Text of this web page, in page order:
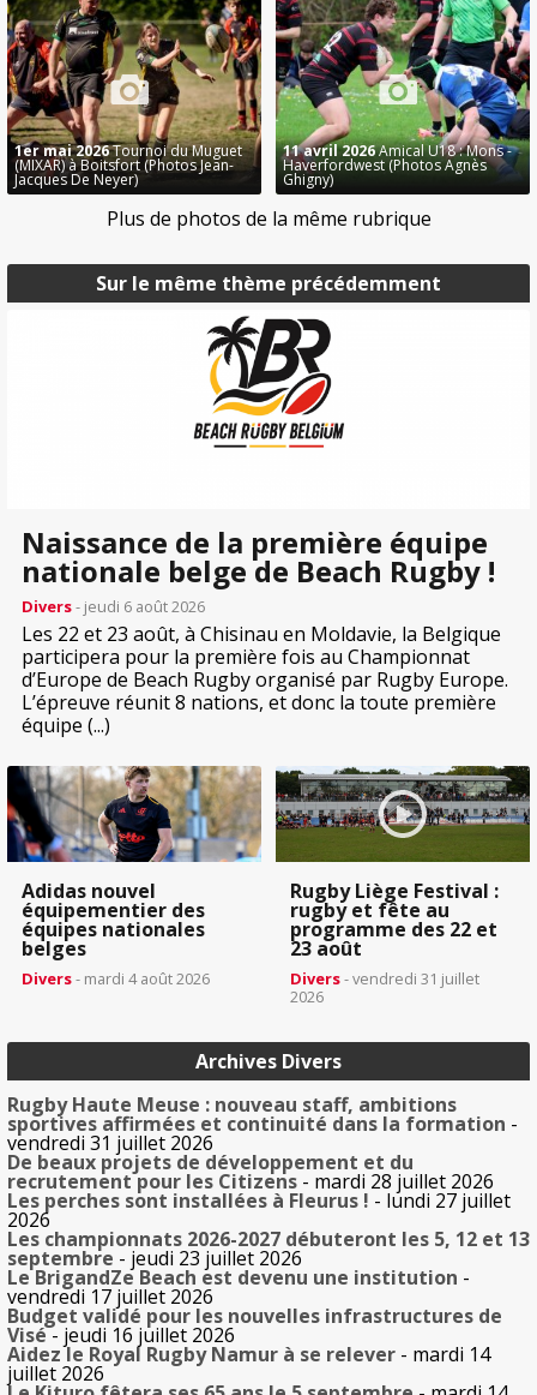
Sur le même thème précédemment
Naissance de la première équipe
nationale belge de Beach Rugby !
Divers- jeudi 6 août 2026
Les 22 et 23 août, à Chisinau en Moldavie, la Belgique
participera pour la première fois au Championnat
d’Europe de Beach Rugby organisé par Rugby Europe.
L’épreuve réunit 8 nations, et donc la toute première
équipe (...)
Adidas nouvel
équipementier des
équipes nationales
belges
Divers- mardi 4 août 2026
Rugby Liège Festival :
rugby et fête au
programme des 22 et
23 août
Divers- vendredi 31 juillet
2026
Archives Divers
Rugby Haute Meuse : nouveau staff, ambitions
sportives affirmées et continuité dans la formation -
vendredi 31 juillet 2026
De beaux projets de développement et du
recrutement pour les Citizens - mardi 28 juillet 2026
Les perches sont installées à Fleurus ! - lundi 27 juillet
2026
Les championnats 2026-2027 débuteront les 5, 12 et 13
septembre - jeudi 23 juillet 2026
Le BrigandZe Beach est devenu une institution -
vendredi 17 juillet 2026
Budget validé pour les nouvelles infrastructures de
Visé- jeudi 16 juillet 2026
Aidez le Royal Rugby Namur à se relever - mardi 14
juillet 2026
1er mai 2026Tournoi du Muguet
(MIXAR) à Boitsfort (Photos Jean-
Jacques De Neyer)
11 avril 2026Amical U18 : Mons -
Haverfordwest (Photos Agnès
Ghigny)
Plus de photos de la même rubrique